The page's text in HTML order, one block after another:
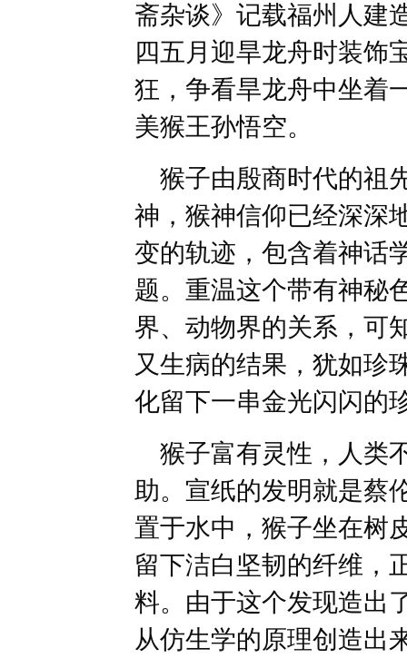
斋杂谈》记载福州人建
四五月迎旱龙舟时装饰
狂，争看旱龙舟中坐着
美猴王孙悟空。
猴子由殷商时代的祖
神，猴神信仰已经深深
变的轨迹，包含着神话
题。重温这个带有神秘
界、动物界的关系，可
又生病的结果，犹如珍
化留下一串金光闪闪的
猴子富有灵性，人类
助。宣纸的发明就是蔡
置于水中，猴子坐在树
留下洁白坚韧的纤维，
料。由于这个发现造出
从仿生学的原理创造出